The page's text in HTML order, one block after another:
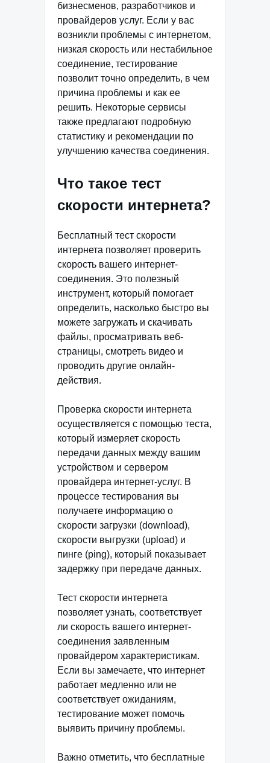
бизнесменов, разработчиков и
провайдеров услуг. Если у вас
возникли проблемы с интернетом,
низкая скорость или нестабильное
соединение, тестирование
позволит точно определить, в чем
причина проблемы и как ее
решить. Некоторые сервисы
также предлагают подробную
статистику и рекомендации по
улучшению качества соединения.
Что такое тест
скорости интернета?
Бесплатный тест скорости
интернета позволяет проверить
скорость вашего интернет-
соединения. Это полезный
инструмент, который помогает
определить, насколько быстро вы
можете загружать и скачивать
файлы, просматривать веб-
страницы, смотреть видео и
проводить другие онлайн-
действия.
Проверка скорости интернета
осуществляется с помощью теста,
который измеряет скорость
передачи данных между вашим
устройством и сервером
провайдера интернет-услуг. В
процессе тестирования вы
получаете информацию о
скорости загрузки (download),
скорости выгрузки (upload) и
пинге (ping), который показывает
задержку при передаче данных.
Тест скорости интернета
позволяет узнать, соответствует
ли скорость вашего интернет-
соединения заявленным
провайдером характеристикам.
Если вы замечаете, что интернет
работает медленно или не
соответствует ожиданиям,
тестирование может помочь
выявить причину проблемы.
Важно отметить, что бесплатные